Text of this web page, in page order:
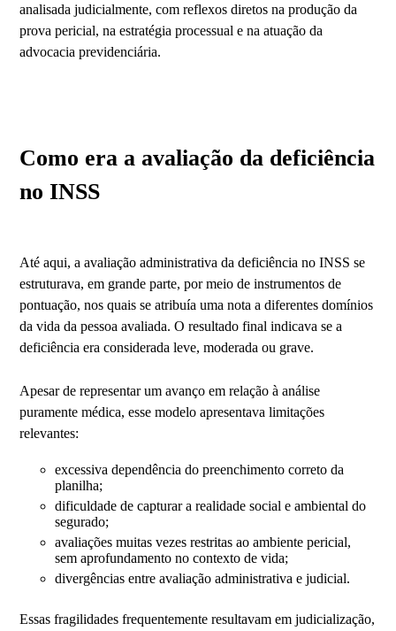
analisada judicialmente, com reflexos diretos na produção da
prova pericial, na estratégia processual e na atuação da
advocacia previdenciária.
Como era a avaliação da deficiência
no INSS
Até aqui, a avaliação administrativa da deficiência no INSS se
estruturava, em grande parte, por meio de instrumentos de
pontuação, nos quais se atribuía uma nota a diferentes domínios
da vida da pessoa avaliada. O resultado final indicava se a
deficiência era considerada leve, moderada ou grave.
Apesar de representar um avanço em relação à análise
puramente médica, esse modelo apresentava limitações
relevantes:
excessiva dependência do preenchimento correto da
planilha;
dificuldade de capturar a realidade social e ambiental do
segurado;
avaliações muitas vezes restritas ao ambiente pericial,
sem aprofundamento no contexto de vida;
divergências entre avaliação administrativa e judicial.
Essas fragilidades frequentemente resultavam em judicialização,